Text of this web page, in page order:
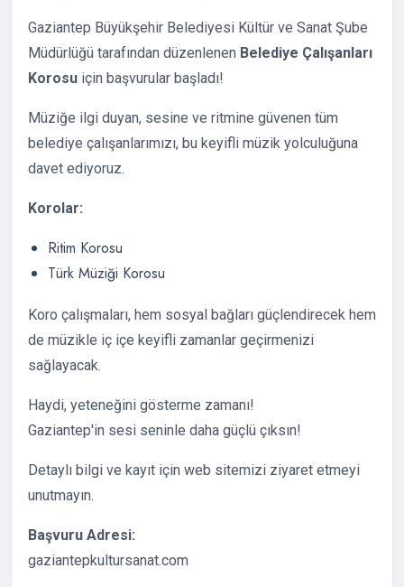
Gaziantep Büyükşehir Belediyesi Kültür ve Sanat Şube
Müdürlüğü tarafından düzenlenen Belediye Çalışanları
Korosu için başvurular başladı!
Müziğe ilgi duyan, sesine ve ritmine güvenen tüm
belediye çalışanlarımızı, bu keyifli müzik yolculuğuna
davet ediyoruz.
Korolar:
Ritim Korosu
Türk Müziği Korosu
Koro çalışmaları, hem sosyal bağları güçlendirecek hem
de müzikle iç içe keyifli zamanlar geçirmenizi
sağlayacak.
Haydi, yeteneğini gösterme zamanı!
Gaziantep'in sesi seninle daha güçlü çıksın!
Detaylı bilgi ve kayıt için web sitemizi ziyaret etmeyi
unutmayın.
Başvuru Adresi:
gaziantepkultursanat.com